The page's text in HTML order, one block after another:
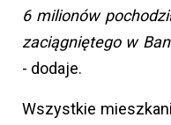
6 milionów
zaciągniętego w
- dodaje.
Wszystkie